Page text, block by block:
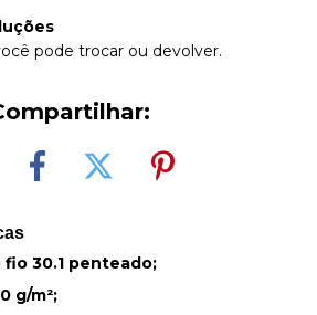
pode trocar ou devolver.
fio 30.1 penteado;
g/m²;